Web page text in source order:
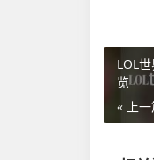
LOL
览
« 上一